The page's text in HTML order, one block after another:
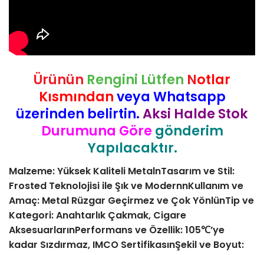
Ürünün Rengini Lütfen Notlar
Kısmındanveya Whatsapp
üzerinden belirtin.Aksi Halde Stok
Durumuna Göre gönderim
Yapılacaktır.
Malzeme: Yüksek Kaliteli MetalnTasarım ve Stil:
Frosted Teknolojisi ile Şık ve ModernnKullanım ve
Amaç: Metal Rüzgar Geçirmez ve Çok YönlünTip ve
Kategori: Anahtarlık Çakmak, Cigare
AksesuarlarınPerformans ve Özellik: 105℃’ye
kadar Sızdırmaz, IMCO SertifikasınŞekil ve Boyut: